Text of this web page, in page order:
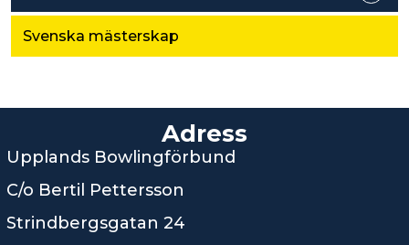
Svenska mästerskap
Adress
Upplands Bowlingförbund
C/o Bertil Pettersson
Strindbergsgatan 24